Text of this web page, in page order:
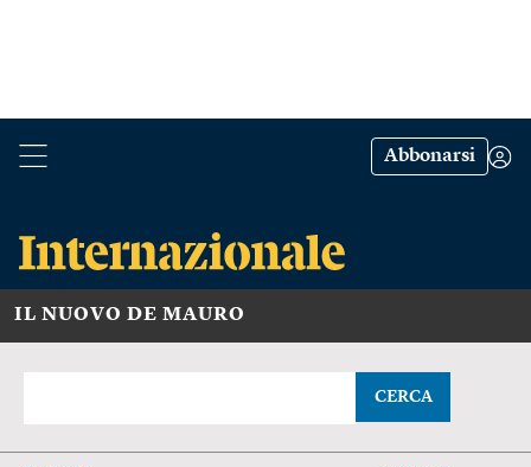
Abbonarsi
IL NUOVO DE MAURO
CERCA